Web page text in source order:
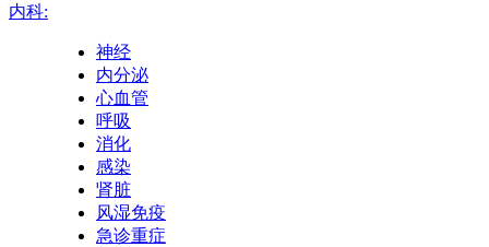
内科:
神经
内分泌
心血管
呼吸
消化
感染
肾脏
风湿免疫
急诊重症